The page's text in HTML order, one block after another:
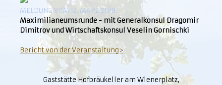
MELDUNG VOM 12. MÄRZ 2019
Maximilianeumsrunde - mit Generalkonsul Dragomir
Dimitrov und Wirtschaftskonsul Veselin Gornischki
Bericht von der Veranstaltung>
Gaststätte Hofbräukeller am Wienerplatz,